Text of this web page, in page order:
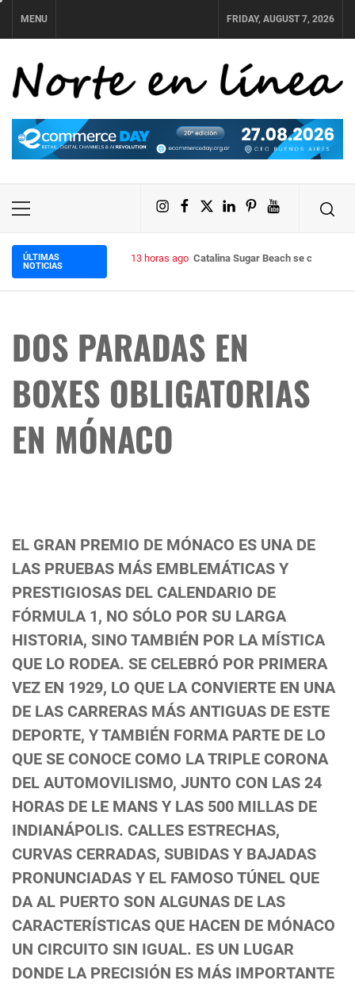
Skip
to
content
MENU FRIDAY, AUGUST 7, 2026
NORTE EN LÍNEA
Primary
Instagram
Facebook
X LinkedIn
PinterestYouTube
ÚLTIMAS
NOTICIAS
13 horas ago Catalina Sugar Beach se convierte
DOS PARADAS EN
BOXES OBLIGATORIAS
EN MÓNACO
EL GRAN PREMIO DE MÓNACO ES UNA DE
LAS PRUEBAS MÁS EMBLEMÁTICAS Y
PRESTIGIOSAS DEL CALENDARIO DE
FÓRMULA 1, NO SÓLO POR SU LARGA
HISTORIA, SINO TAMBIÉN POR LA MÍSTICA
QUE LO RODEA. SE CELEBRÓ POR PRIMERA
VEZ EN 1929, LO QUE LA CONVIERTE EN UNA
DE LAS CARRERAS MÁS ANTIGUAS DE ESTE
DEPORTE, Y TAMBIÉN FORMA PARTE DE LO
QUE SE CONOCE COMO LA TRIPLE CORONA
DEL AUTOMOVILISMO, JUNTO CON LAS 24
HORAS DE LE MANS Y LAS 500 MILLAS DE
INDIANÁPOLIS. CALLES ESTRECHAS,
CURVAS CERRADAS, SUBIDAS Y BAJADAS
PRONUNCIADAS Y EL FAMOSO TÚNEL QUE
DA AL PUERTO SON ALGUNAS DE LAS
CARACTERÍSTICAS QUE HACEN DE MÓNACO
UN CIRCUITO SIN IGUAL. ES UN LUGAR
DONDE LA PRECISIÓN ES MÁS IMPORTANTE